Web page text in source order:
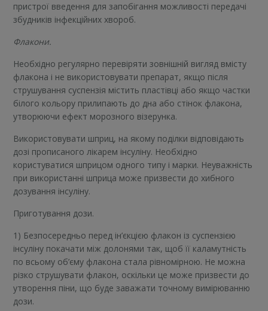
пристрої введення для запобігання можливості передачі
збудників інфекційних хвороб.
Флакони.
Необхідно регулярно перевіряти зовнішній вигляд вмісту
флакона і не використовувати препарат, якщо після
струшування суспензія містить пластівці або якщо частки
білого кольору прилипають до дна або стінок флакона,
утворюючи ефект морозного візерунка.
Використовувати шприц, на якому поділки відповідають
дозі прописаного лікарем інсуліну. Необхідно
користуватися шприцом одного типу і марки. Неуважність
при використанні шприца може призвести до хибного
дозування інсуліну.
Приготування дози.
1) Безпосередньо перед ін’єкцією флакон із суспензією
інсуліну покачати між долонями так, щоб її каламутність
по всьому об’єму флакона стала рівномірною. Не можна
різко струшувати флакон, оскільки це може призвести до
утворення піни, що буде заважати точному вимірюванню
дози.